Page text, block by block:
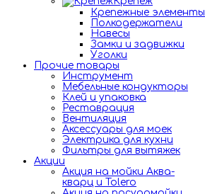
Крепежные элементы
Полкодержатели
Навесы
Замки и задвижки
Уголки
Прочие товары
Инструмент
Мебельные кондукторы
Клей и упаковка
Реставрация
Вентиляция
Аксессуары для моек
Электрика для кухни
Фильтры для вытяжек
Акции
Акция на мойки Аква-
кварц и Tolero